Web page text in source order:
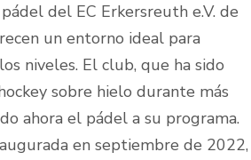
del EC Erkersreuth e.V. de
un entorno ideal para
niveles. El club, que ha sido
sobre hielo durante más
ahora el pádel a su programa.
en septiembre de 2022,